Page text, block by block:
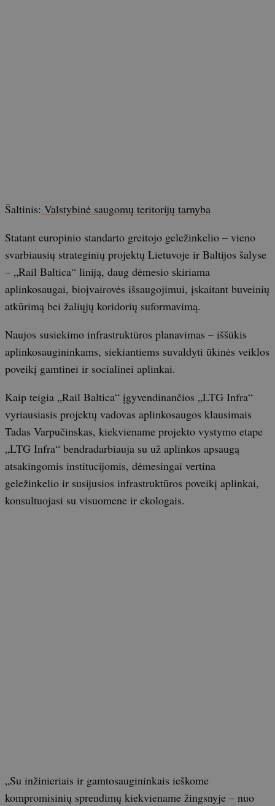
Šaltinis: Valstybinė saugomų teritorijų tarnyba
Statant europinio standarto greitojo geležinkelio – vieno
svarbiausių strateginių projektų Lietuvoje ir Baltijos šalyse
– „Rail Baltica“ liniją, daug dėmesio skiriama
aplinkosaugai, bioįvairovės išsaugojimui, įskaitant buveinių
atkūrimą bei žaliųjų koridorių suformavimą.
Naujos susiekimo infrastruktūros planavimas – iššūkis
aplinkosaugininkams, siekiantiems suvaldyti ūkinės veiklos
poveikį gamtinei ir socialinei aplinkai.
Kaip teigia „Rail Baltica“ įgyvendinančios „LTG Infra“
vyriausiasis projektų vadovas aplinkosaugos klausimais
Tadas Varpučinskas, kiekviename projekto vystymo etape
„LTG Infra“ bendradarbiauja su už aplinkos apsaugą
atsakingomis institucijomis, dėmesingai vertina
geležinkelio ir susijusios infrastruktūros poveikį aplinkai,
konsultuojasi su visuomene ir ekologais.
„Su inžinieriais ir gamtosaugininkais ieškome
kompromisinių sprendimų kiekviename žingsnyje – nuo